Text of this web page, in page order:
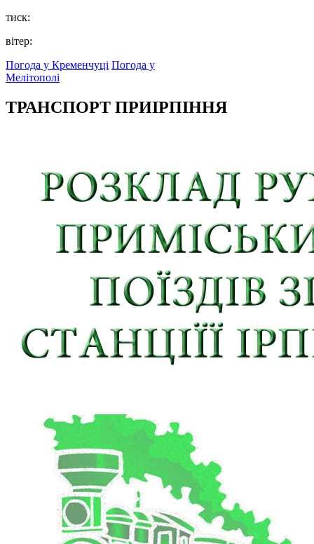
тиск:
вітер:
Погода у Кременчуці Погода у
Мелітополі
ТРАНСПОРТ ПРИІРПІННЯ